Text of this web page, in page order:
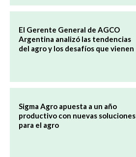
El Gerente General de AGCO
Argentina analizó las tendencias
del agro y los desafíos que vienen
Sigma Agro apuesta a un año
productivo con nuevas soluciones
para el agro